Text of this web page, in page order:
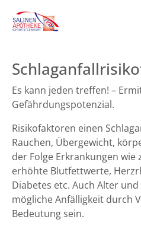
Es kann jeden treffen! –
Gefährdungspotenzial.
Risikofaktoren einen
Rauchen, Übergewicht,
der Folge Erkrankungen wie
erhöhte Blutfettwerte,
Diabetes etc. Auch Alter
mögliche Anfälligkeit durch
Bedeutung sein.